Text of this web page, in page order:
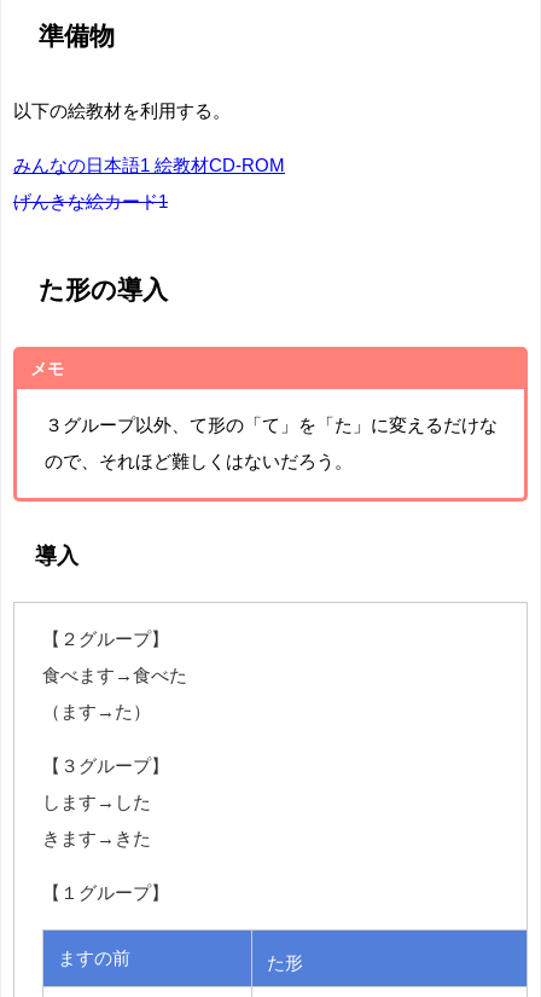
準備物
以下の絵教材を利用する。
みんなの日本語1 絵教材CD-ROM
げんきな絵カード1
た形の導入
メモ
３グループ以外、て形の「て」を「た」に変えるだけな
ので、それほど難しくはないだろう。
導入
【２グループ】
食べます→食べた
（ます→た）
【３グループ】
します→した
きます→きた
【１グループ】
ますの前 た形